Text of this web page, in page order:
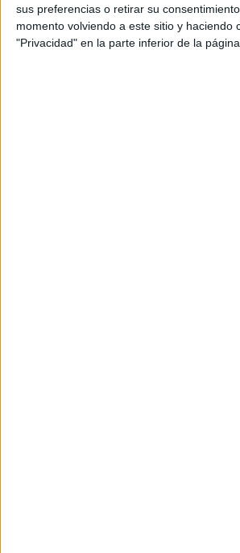
sus preferencias o retirar su
momento volviendo a este sitio y haciendo
"Privacidad" en la parte inferior de la página
De acuerdo a las bases de la iniciativa,
diseño deberá estar relacionada con el